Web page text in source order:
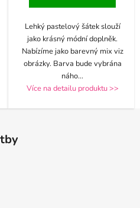
Lehký pastelový šátek slouží
jako krásný módní doplněk.
Nabízíme jako barevný mix viz
obrázky. Barva bude vybrána
náho...
Více na detailu produktu >>